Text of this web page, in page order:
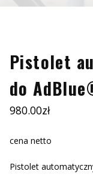
Pistolet
do
980.00zł
cena netto
Pistolet